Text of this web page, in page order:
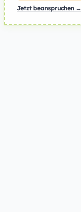
Jetzt beanspruchen →